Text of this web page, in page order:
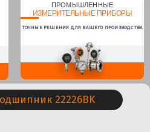
ПРОМЫШЛЕННЫЕ
ИЗМЕРИТЕЛЬНЫЕ ПРИБОРЫ
ТОЧНЫЕ РЕШЕНИЯ ДЛЯ ВАШЕГО ПРОИЗВОДСТВА
22226BK